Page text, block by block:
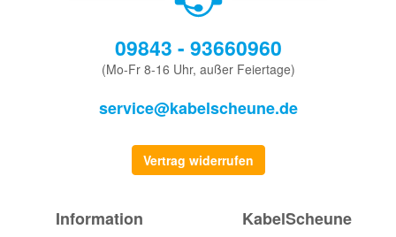
09843 - 93660960
(Mo-Fr 8-16 Uhr, außer Feiertage)
service@kabelscheune.de
Vertrag widerrufen
Information KabelScheune